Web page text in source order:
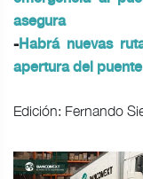
asegura
-Habrá nuevas
apertura del
Edición: Fernando